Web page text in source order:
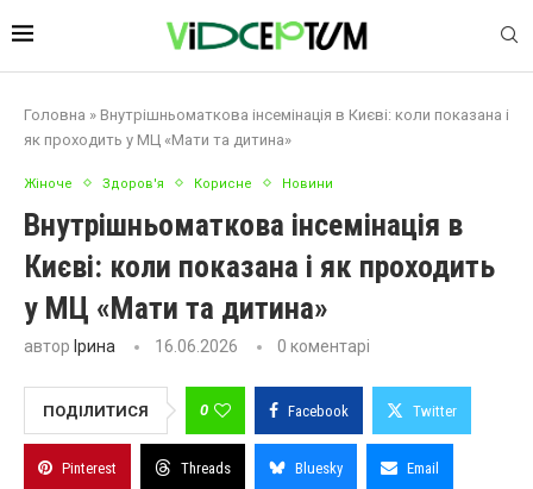
Головна » Внутрішньоматкова інсемінація в Києві: коли показана і
як проходить у МЦ «Мати та дитина»
Жіноче Здоров'я Корисне Новини
Внутрішньоматкова інсемінація в
Києві: коли показана і як проходить
у МЦ «Мати та дитина»
автор Ірина 16.06.2026 0 коментарі
ПОДІЛИТИСЯ 0 Facebook Twitter
Pinterest Threads Bluesky Email